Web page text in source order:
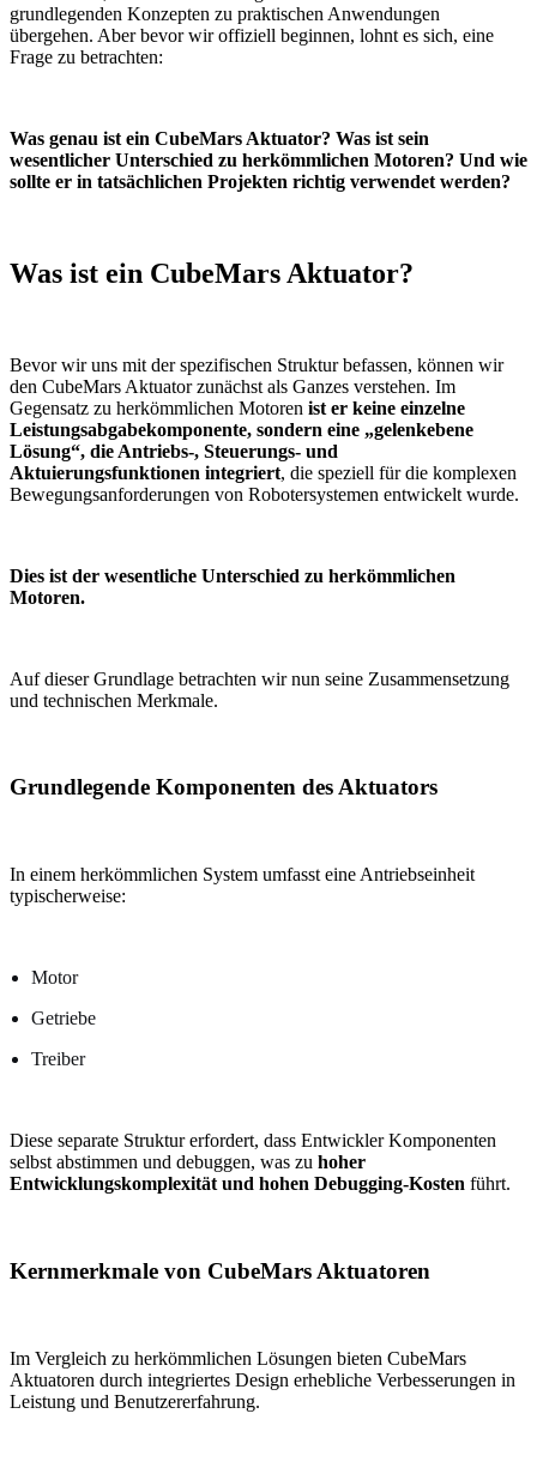
grundlegenden Konzepten zu praktischen Anwendungen
übergehen. Aber bevor wir offiziell beginnen, lohnt es sich, eine
Frage zu betrachten:
Was genau ist ein CubeMars Aktuator? Was ist sein
wesentlicher Unterschied zu herkömmlichen Motoren? Und wie
sollte er in tatsächlichen Projekten richtig verwendet werden?
Was ist ein CubeMars Aktuator?
Bevor wir uns mit der spezifischen Struktur befassen, können wir
den CubeMars Aktuator zunächst als Ganzes verstehen. Im
Gegensatz zu herkömmlichen Motoren ist er keine einzelne
Leistungsabgabekomponente, sondern eine „gelenkebene
Lösung“, die Antriebs-, Steuerungs- und
Aktuierungsfunktionen integriert, die speziell für die komplexen
Bewegungsanforderungen von Robotersystemen entwickelt wurde.
Dies ist der wesentliche Unterschied zu herkömmlichen
Motoren.
Auf dieser Grundlage betrachten wir nun seine Zusammensetzung
und technischen Merkmale.
Grundlegende Komponenten des Aktuators
In einem herkömmlichen System umfasst eine Antriebseinheit
typischerweise:
Motor
Getriebe
Treiber
Diese separate Struktur erfordert, dass Entwickler Komponenten
selbst abstimmen und debuggen, was zu hoher
Entwicklungskomplexität und hohen Debugging-Kosten führt.
Kernmerkmale von CubeMars Aktuatoren
Im Vergleich zu herkömmlichen Lösungen bieten CubeMars
Aktuatoren durch integriertes Design erhebliche Verbesserungen in
Leistung und Benutzererfahrung.